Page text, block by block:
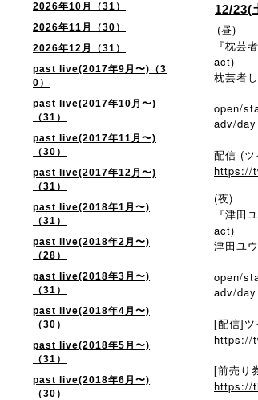
2026年10月（31）
2026年11月（30）
2026年12月（31）
past live(2017年9月〜)（3
0）
past live(2017年10月〜)
（31）
past live(2017年11月〜)
（30）
past live(2017年12月〜)
（31）
past live(2018年1月〜)
（31）
past live(2018年2月〜)
（28）
past live(2018年3月〜)
（31）
past live(2018年4月〜)
（30）
past live(2018年5月〜)
（31）
past live(2018年6月〜)
（30）
12/23(
(昼)
『枕芸
act)
枕芸者
open/
adv/
配信 (
https://
(夜)
『津田
act)
津田ユ
open/
adv/
[配信]ツ
https://
[前売り
https://